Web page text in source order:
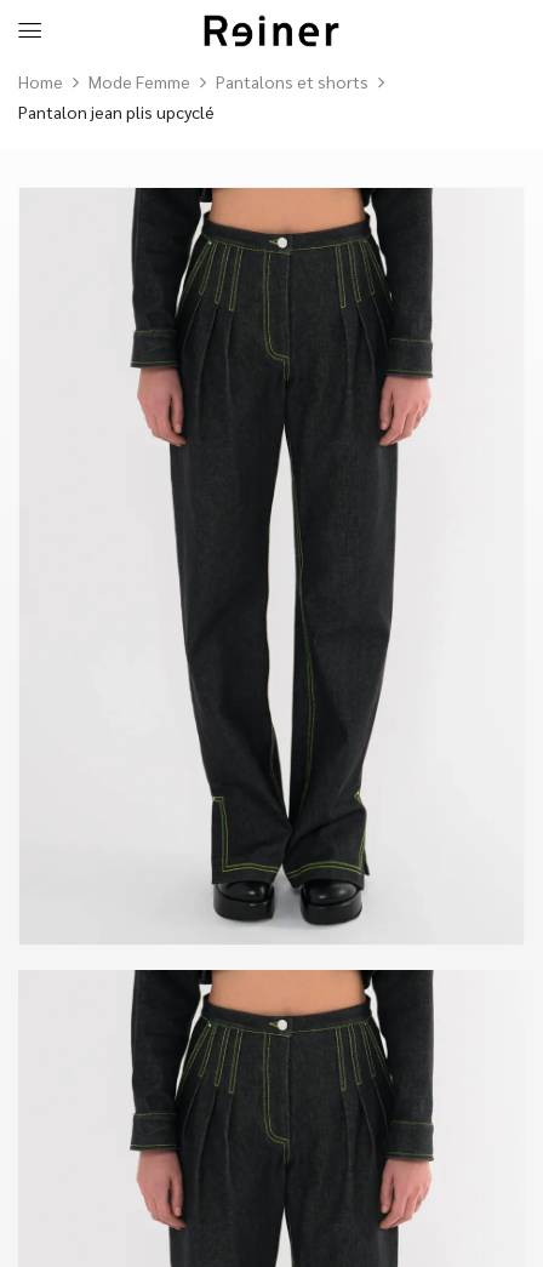
Home Mode Femme
Pantalons et shorts
Pantalon jean plis upcyclé